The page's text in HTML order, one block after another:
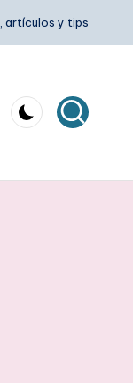
artículos y tips